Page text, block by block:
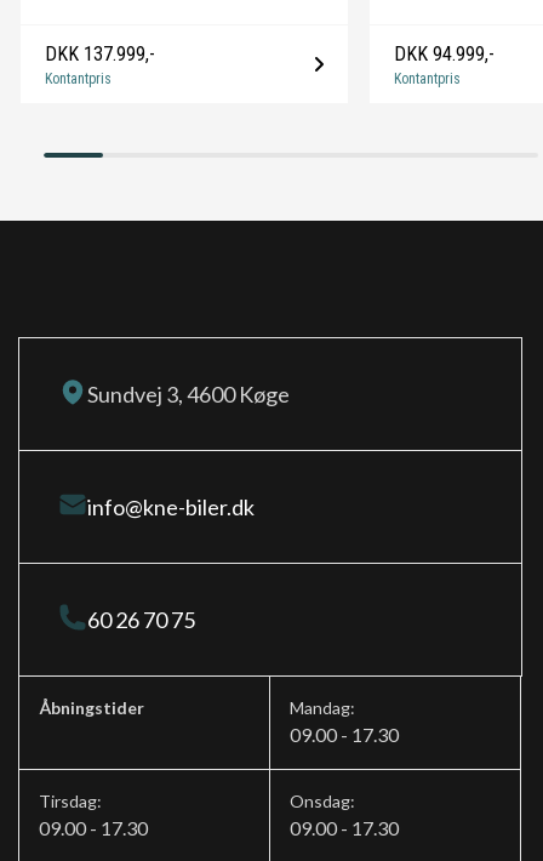
R
DKK 137.999,-
Kontantpris
DKK 94.999,-
Kontantpris
Sundvej 3, 4600 Køge
info@kne-biler.dk
60 26 70 75
Åbningstider Mandag:
09.00 - 17.30
Tirsdag:
09.00 - 17.30
Onsdag:
09.00 - 17.30